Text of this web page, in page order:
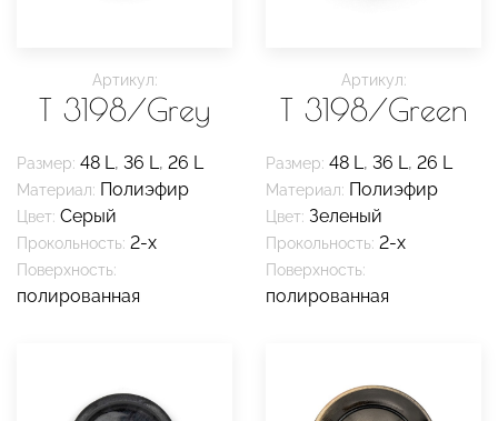
Артикул:
T 3198/Grey
Размер: 48 L, 36 L, 26 L
Материал: Полиэфир
Цвет: Серый
Прокольность: 2-х
Поверхность:
полированная
Артикул:
T 3198/Green
Размер: 48 L, 36 L, 26 L
Материал: Полиэфир
Цвет: Зеленый
Прокольность: 2-х
Поверхность:
полированная